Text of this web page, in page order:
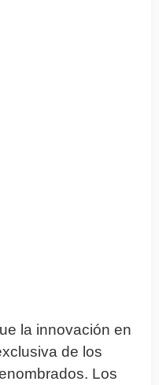
la innovación en
de los
Los